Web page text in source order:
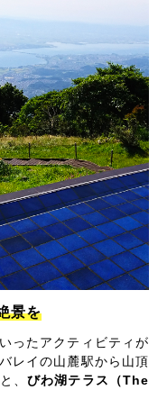
景を
ったアクティビティが
レイの山麓駅から山頂
、 びわ湖テラス（The